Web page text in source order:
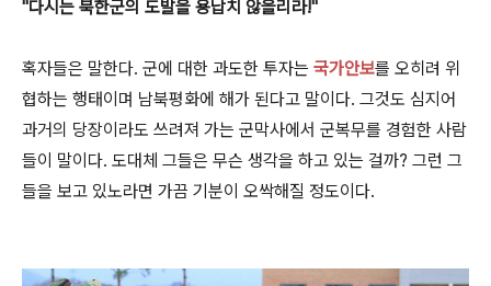
"다시는 북한군의 도발을 용납치 않을리라!"
혹자들은 말한다. 군에 대한 과도한 투자는 국가안보를 오히려 위
협하는 행태이며 남북평화에 해가 된다고 말이다. 그것도 심지어
과거의 당장이라도 쓰려져 가는 군막사에서 군복무를 경험한 사람
들이 말이다. 도대체 그들은 무슨 생각을 하고 있는 걸까? 그런 그
들을 보고 있노라면 가끔 기분이 오싹해질 정도이다.